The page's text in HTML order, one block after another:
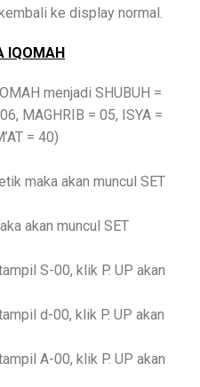
ke display normal.
IQOMAH
menjadi SHUBUH =
MAGHRIB = 05, ISYA =
= 40)
maka akan muncul SET
akan muncul SET
S-00, klik P. UP akan
d-00, klik P. UP akan
A-00, klik P. UP akan